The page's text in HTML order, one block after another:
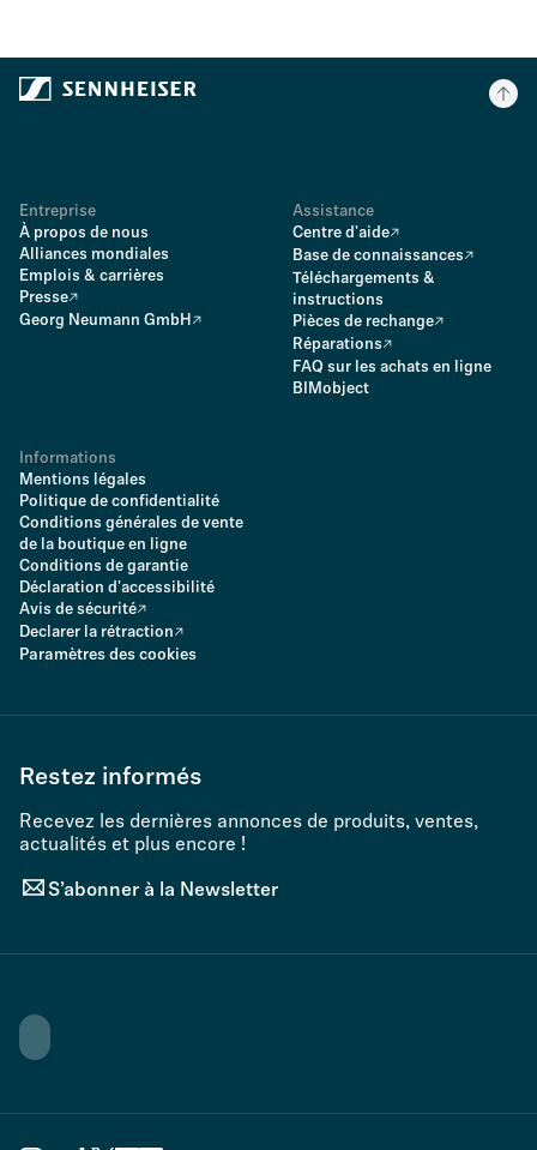
Entreprise
À propos de nous
Alliances mondiales
Emplois & carrières
Presse
Georg Neumann GmbH
Assistance
Centre d'aide
Base de connaissances
Téléchargements &
instructions
Pièces de rechange
Réparations
FAQ sur les achats en ligne
BIMobject
Informations
Mentions légales
Politique de confidentialité
Conditions générales de vente
de la boutique en ligne
Conditions de garantie
Déclaration d'accessibilité
Avis de sécurité
Declarer la rétraction
Paramètres des cookies
Restez informés
Recevez les dernières annonces de produits, ventes,
actualités et plus encore !
S’abonner à la Newsletter